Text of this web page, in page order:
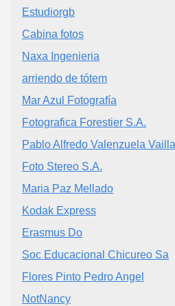
Estudiorgb
Cabina fotos
Naxa Ingenieria
arriendo de tótem
Mar Azul Fotografía
Fotografica Forestier S.A.
Pablo Alfredo Valenzuela
Foto Stereo S.A.
Maria Paz Mellado
Kodak Express
Erasmus Do
Soc Educacional Chicureo Sa
Flores Pinto Pedro Angel
NotNancy